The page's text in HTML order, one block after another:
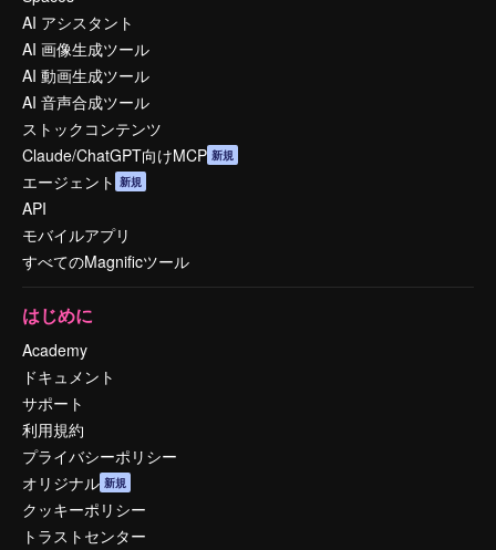
AI アシスタント
AI 画像生成ツール
AI 動画生成ツール
AI 音声合成ツール
ストックコンテンツ
Claude/ChatGPT向けMCP 新規
エージェント 新規
API
モバイルアプリ
すべてのMagnificツール
はじめに
Academy
ドキュメント
サポート
利用規約
プライバシーポリシー
オリジナル 新規
クッキーポリシー
トラストセンター